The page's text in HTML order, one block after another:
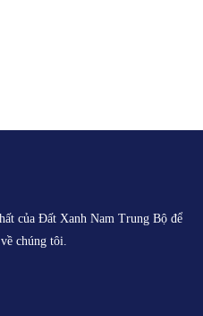
của Đất Xanh Nam Trung Bộđể
chúng tôi.